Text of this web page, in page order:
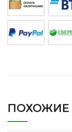
ПОХОЖИЕ